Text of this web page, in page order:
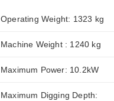
Operating Weight: 1323 kg
Machine Weight : 1240 kg
Maximum Power: 10.2kW
Maximum Digging Depth: